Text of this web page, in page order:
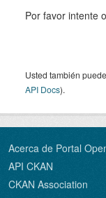
Por favor intente
Usted también
API Docs).
Acerca de Portal
API CKAN
CKAN Association